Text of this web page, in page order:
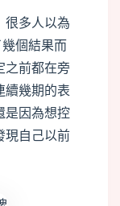
很多人以為
個結果而
之前都在旁
續幾期的表
是因為想控
現自己以前